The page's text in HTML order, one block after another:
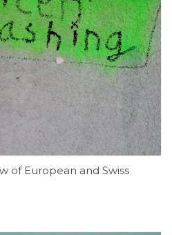
of European and Swiss